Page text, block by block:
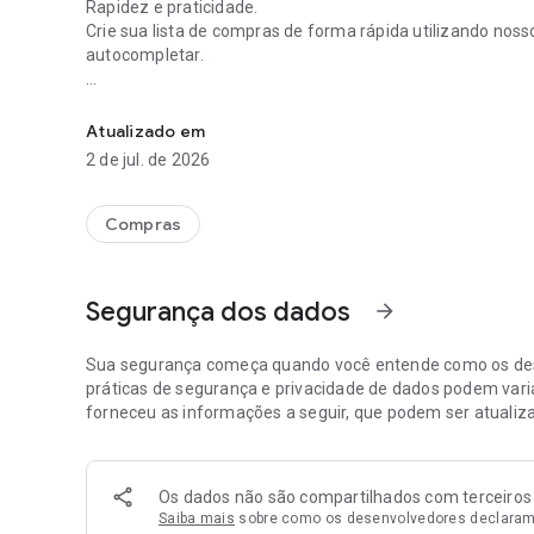
Rapidez e praticidade.
Crie sua lista de compras de forma rápida utilizando
autocompletar.
Você pode criar listas somente adicionando os nomes
de medida, categoria, observação e foto.
Adicione o preço dos produtos e deixe que o SoftList
comprado o mesmo produto em lojas diferentes, realizar
Controle de gastos e despesas.
O SoftList é o único aplicativo de lista de compras que
você poderá analisar várias informações, como por
Basta salvar o histórico de suas compras e gerar os
Serviços na nuvem.
Atualizado em
2 de jul. de 2026
Compras
Segurança dos dados arrow_forward
Sua segurança começa quando você entende como os
práticas de segurança e privacidade de dados podem
forneceu as informações a seguir, que podem ser
Os dados não são compartilhados com terceiros
Saiba mais sobre como os desenvolvedores